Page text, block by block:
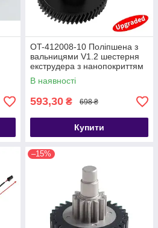
OT-412008-10 Поліпшена з
вальницями V1.2 шестерня
екструдера з нанопокриттям
в зборі до принтерів Bambu
Lab X1, P1 аналог FAE015
В наявності
593,30 ₴ 698 ₴
Купити
–15%